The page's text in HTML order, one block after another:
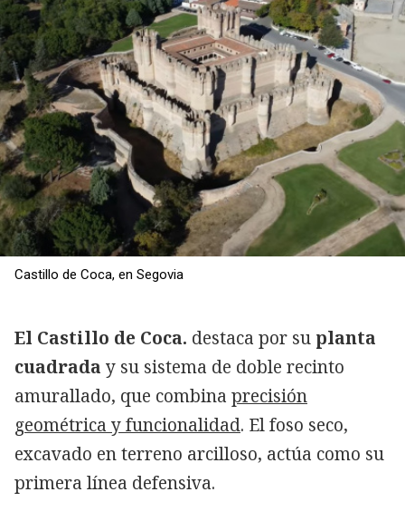
Castillo de Coca, en Segovia
El Castillo de Coca. destaca por su planta
cuadrada y su sistema de doble recinto
amurallado, que combina precisión
geométrica y funcionalidad. El foso seco,
excavado en terreno arcilloso, actúa como su
primera línea defensiva.